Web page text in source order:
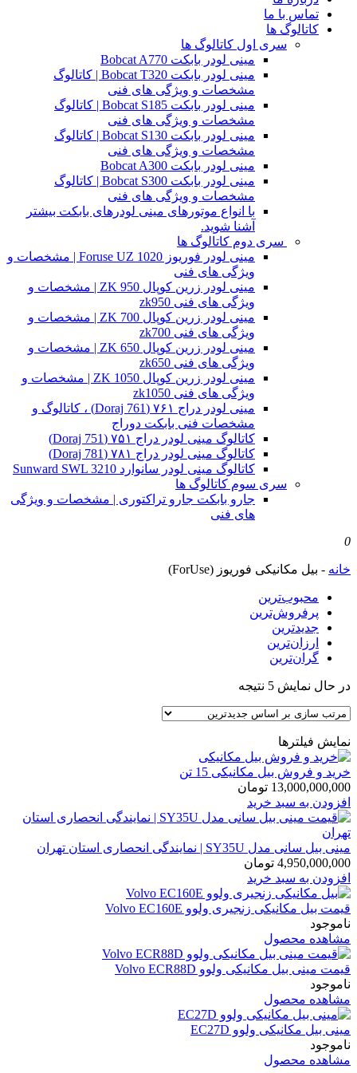
تماس با ما
کاتالوگ ها
سری اول کاتالوگ ها
مینی لودر بابکت Bobcat A770
مینی لودر بابکت Bobcat T320 | کاتالوگ
مشخصات و ویژگی های فنی
مینی لودر بابکت Bobcat S185 | کاتالوگ
مشخصات و ویژگی های فنی
مینی لودر بابکت Bobcat S130 | کاتالوگ
مشخصات و ویژگی های فنی
مینی لودر بابکت Bobcat A300
مینی لودر بابکت Bobcat S300 | کاتالوگ
مشخصات و ویژگی های فنی
با انواع موتورهای مینی لودرهای بابکت بیشتر
آشنا شوید.
سری دوم کاتالوگ ها
مینی لودر فوریوز Foruse UZ 1020 | مشخصات و
ویژگی های فنی
مینی لودر زرین کوپال ZK 950 | مشخصات و
ویژگی های فنی zk950
مینی لودر زرین کوپال ZK 700 | مشخصات و
ویژگی های فنی zk700
مینی لودر زرین کوپال ZK 650 | مشخصات و
ویژگی های فنی zk650
مینی لودر زرین کوپال ZK 1050 | مشخصات و
ویژگی های فنی zk1050
مینی لودر دراج ۷۶۱ (Doraj 761) ، کاتالوگ و
مشخصات فنی بابکت دوراج
کاتالوگ مینی لودر دراج ۷۵۱ (Doraj 751)
کاتالوگ مینی لودر دراج ۷۸۱ (Doraj 781)
کاتالوگ مینی لودر سانوارد Sunward SWL 3210
سری سوم کاتالوگ ها
جارو بابکت جارو تراکتوری | مشخصات و ویژگی
های فنی
0
خانه - بیل مکانیکی فوریوز (ForUse)
محبوب‌ترین
پرفروش‌ترین
جدیدترین
ارزان‌ترین
گران‌ترین
در حال نمایش 5 نتیجه
latest
نمایش فیلترها
خرید و فروش بیل مکانیکی 15 تن
13,000,000,000 تومان
افزودن به سبد خرید
مینی بیل سانی مدل SY35U | نمایندگی انحصاری استان تهران
4,950,000,000 تومان
افزودن به سبد خرید
قیمت بیل مکانیکی زنجیری ولوو Volvo EC160E
ناموجود
مشاهده محصول
قیمت مینی بیل مکانیکی ولوو Volvo ECR88D
ناموجود
مشاهده محصول
مینی بیل مکانیکی ولوو EC27D
ناموجود
مشاهده محصول